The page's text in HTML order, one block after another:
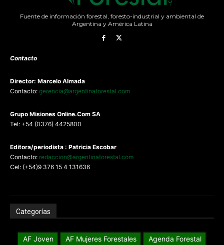
Fuente de información forestal, foresto-industrial y ambiental de
Argentina y América Latina
Contacto
Director: Marcelo Almada
Contacto: gerencia@argentinaforestal.com
Grupo Misiones Online.Com SA
Tel: +54 (0376) 4425800
Editora/periodista : Patricia Escobar
Contacto: redaccion@argentinaforestal.com
Cel: (+54)9 376 15 4 131636
Categorías
AF Joven AF Mujeres Forestales
Agenda Forestal